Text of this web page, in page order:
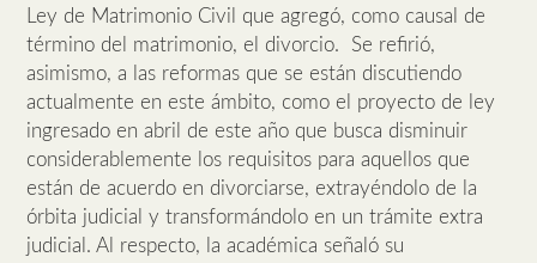
Ley de Matrimonio Civil que agregó, como causal de
término del matrimonio, el divorcio. Se refirió,
asimismo, a las reformas que se están discutiendo
actualmente en este ámbito, como el proyecto de ley
ingresado en abril de este año que busca disminuir
considerablemente los requisitos para aquellos que
están de acuerdo en divorciarse, extrayéndolo de la
órbita judicial y transformándolo en un trámite extra
judicial. Al respecto, la académica señaló su